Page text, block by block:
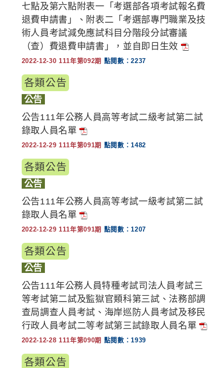
七點及第六點附表一「考選部各項考試報名費
退費申請書」、附表二「考選部專門職業及技
術人員考試減免應試科目分階段分試審議
（查）費退費申請書」，並自即日生效
2022-12-30 111年第092期 點閱數：2237
各類公告
公告
公告111年公務人員高等考試二級考試第二試
錄取人員名單
2022-12-29 111年第091期 點閱數：1482
各類公告
公告
公告111年公務人員高等考試一級考試第二試
錄取人員名單
2022-12-29 111年第091期 點閱數：1207
各類公告
公告
公告111年公務人員特種考試司法人員考試三
等考試第二試及監獄官類科第三試、法務部調
查局調查人員考試、海岸巡防人員考試及移民
行政人員考試二等考試第三試錄取人員名單
2022-12-28 111年第090期 點閱數：1939
各類公告